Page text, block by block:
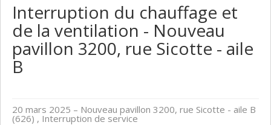
Interruption du chauffage et
de la ventilation - Nouveau
pavillon 3200, rue Sicotte - aile
B
20 mars 2025 – Nouveau pavillon 3200, rue Sicotte - aile B
(626) , Interruption de service